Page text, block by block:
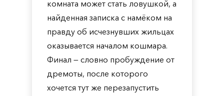
комната может стать ловушкой, а
найденная записка с намёком на
правду об исчезнувших жильцах
оказывается началом кошмара.
Финал — словно пробуждение от
дремоты, после которого
хочется тут же перезапустить